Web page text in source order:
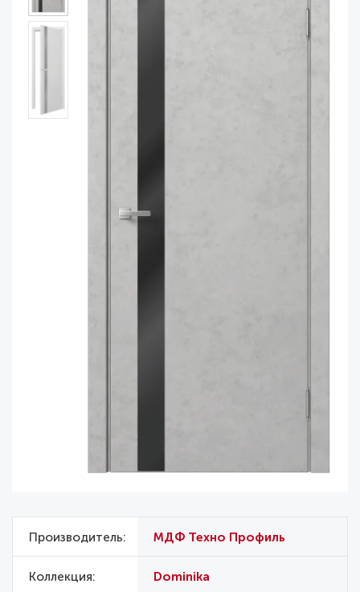
Производитель МДФ Техно Профиль
Коллекция Dominika